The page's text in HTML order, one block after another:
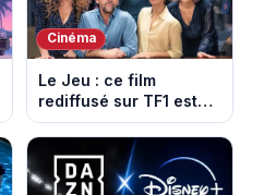
Cinéma
Le Jeu : ce film
rediffusé sur TF1 est
adapté d’un succès
italien devenu un
phénomène mondial